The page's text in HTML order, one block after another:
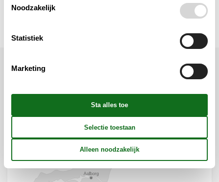
Prijs inbegrepen
Noodzakelijk
Statistiek
Marketing